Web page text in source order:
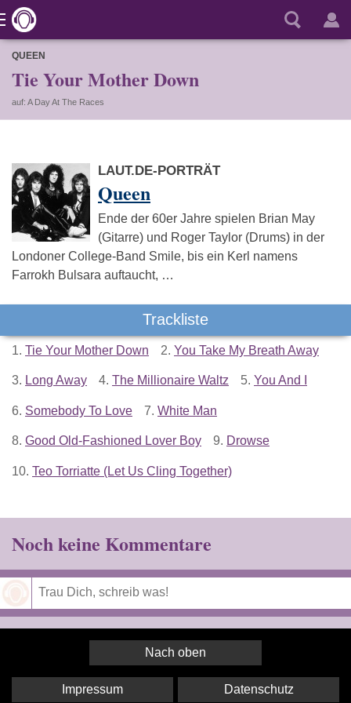
QUEEN
Tie Your Mother Down
auf: A Day At The Races
LAUT.DE-PORTRÄT
Queen
Ende der 60er Jahre spielen Brian May
(Gitarre) und Roger Taylor (Drums) in der
Londoner College-Band Smile, bis ein Kerl namens
Farrokh Bulsara auftaucht, …
Trackliste
1. Tie Your Mother Down 2. You Take My Breath Away
3. Long Away 4. The Millionaire Waltz 5. You And I
6. Somebody To Love 7. White Man
8. Good Old-Fashioned Lover Boy 9. Drowse
10. Teo Torriatte (Let Us Cling Together)
Noch keine Kommentare
Nach oben
Impressum Datenschutz